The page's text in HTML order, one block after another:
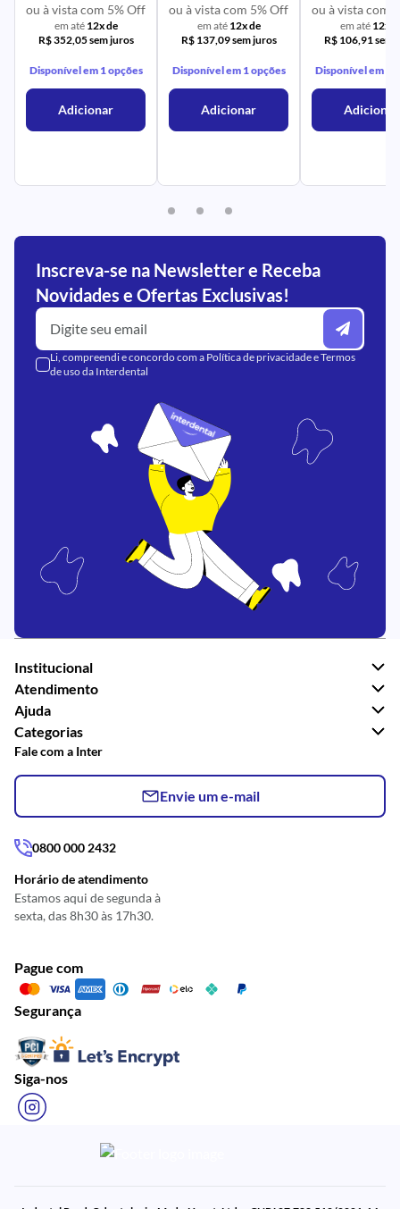
ou à vista com 5% Off
em até 12x de
R$ 352,05 sem juros
Disponível em 1 opções
Adicionar
ou à vista com 5% Off
em até 12x de
R$ 137,09 sem juros
Disponível em 1 opções
Adicionar
ou à vista com
em até 12x
R$ 106,91 sem
Disponível em 1
Adicionar
Inscreva-se na Newsletter e Receba
Novidades e Ofertas Exclusivas!
Li, compreendi e concordo com a Política de privacidadeeTermos
de usoda Interdental
Institucional
Atendimento
Ajuda
Categorias
Fale com a Inter
Envie um e-mail
0800 000 2432
Horário de atendimento
Estamos aqui de segunda à
sexta, das 8h30 às 17h30.
Pague com
Segurança
Siga-nos